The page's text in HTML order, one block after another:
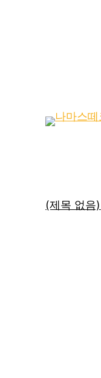
(제목 없음)